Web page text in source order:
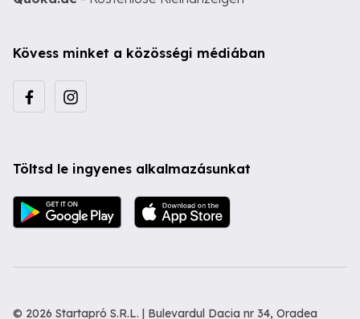
Kövess minket a közösségi médiában
Töltsd le ingyenes alkalmazásunkat
© 2026 Startapró S.R.L. | Bulevardul Dacia nr 34, Oradea